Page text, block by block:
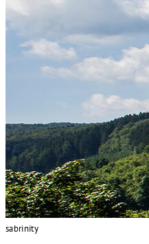
sabrinity